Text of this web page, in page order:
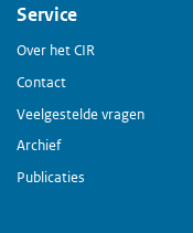
Service
Over het CIR
Contact
Veelgestelde vragen
Archief
Publicaties